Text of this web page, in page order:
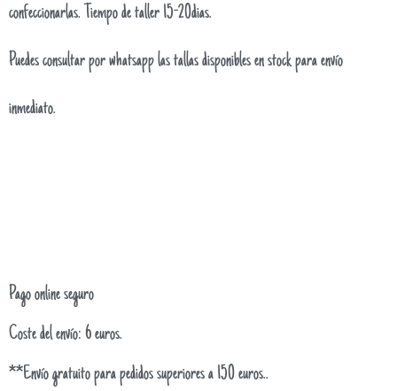
confeccionarlas. Tiempo de taller 15-20dias.
Puedes consultar por whatsapp las tallas disponibles en stock para envío
inmediato.
Pago online seguro
Coste del envío: 6 euros.
**Envío gratuito para pedidos superiores a 150 euros..